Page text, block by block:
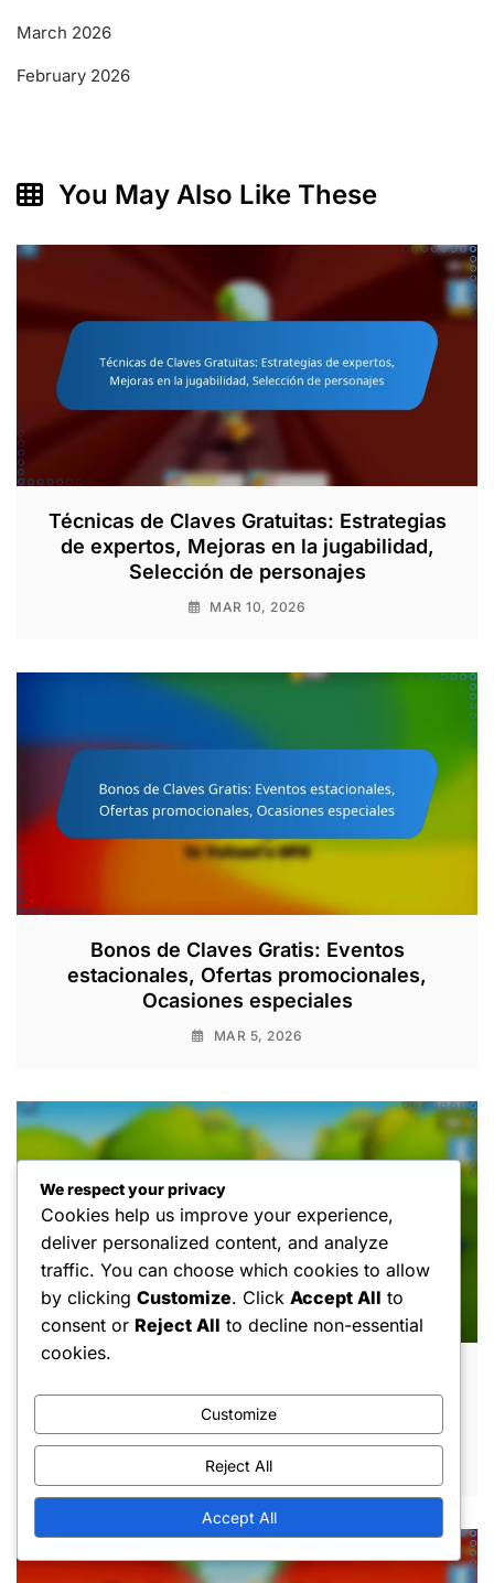
March 2026
February 2026
You May Also Like These
Técnicas de Claves Gratuitas: Estrategias
de expertos, Mejoras en la jugabilidad,
Selección de personajes
MAR 10, 2026
Bonos de Claves Gratis: Eventos
estacionales, Ofertas promocionales,
Ocasiones especiales
MAR 5, 2026
Presupuestación, Gastar sabiamente,
Optimizar el uso
MAR 5, 2026
We respect your privacy
Cookies help us improve your experience,
deliver personalized content, and analyze
traffic. You can choose which cookies to allow
by clicking Customize. Click Accept All to
consent or Reject All to decline non-essential
cookies.
Customize
Reject All
Accept All